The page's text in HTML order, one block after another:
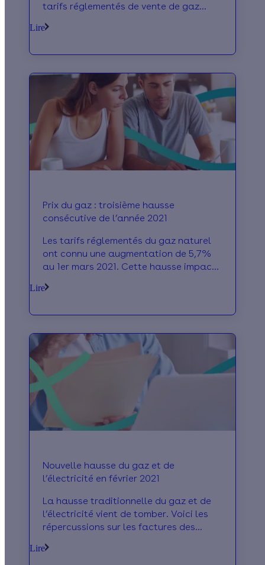
tarifs réglementés de vente de gaz
2021. Toutes les précisions sur le sujet
Lire
Prix du gaz : troisième hausse
consécutive de l’année 2021
Les tarifs réglementés du gaz naturel
ont connu une augmentation de 5,7%
au 1er mars 2021. Cette hausse impacte
l’Hexagone.
Lire
Nouvelle hausse du gaz et de
l’électricité en février 2021
La hausse traditionnelle du gaz et de
l’électricité vient de tomber. Voici les
répercussions sur les factures des
Lire